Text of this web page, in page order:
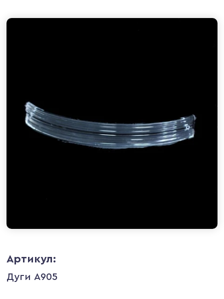
Артикул:
Дуги А905